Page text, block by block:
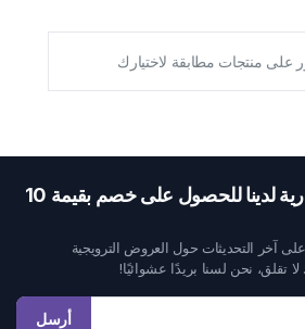
على منتجات مطابقة لاختيارك
انضم إلى النشرة الإخبارية لدينا للحصول على خصم بقيمة 10
آخر التحديثات حول العروض الترويجية
لا تقلق، نحن لسنا بريدًا عشوائيًا!
أرسل